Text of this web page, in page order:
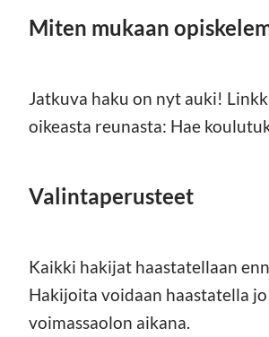
Miten mukaan
Jatkuva haku on nyt auki!
oikeasta reunasta: Hae
Valintaperusteet
Kaikki hakijat haastatellaan
Hakijoita voidaan haastatella
voimassaolon aikana.